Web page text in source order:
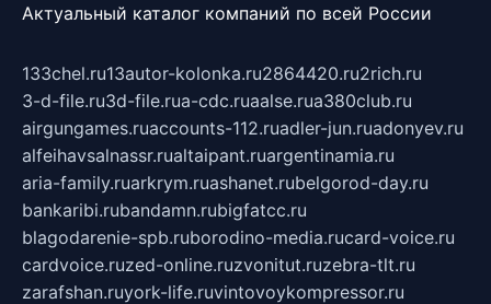
Актуальный каталог компаний по всей России
133chel.ru13autor-kolonka.ru2864420.ru2rich.ru
3-d-file.ru3d-file.rua-cdc.ruaalse.rua380club.ru
airgungames.ruaccounts-112.ruadler-jun.ruadonyev.ru
alfeihavsalnassr.rualtaipant.ruargentinamia.ru
aria-family.ruarkrym.ruashanet.rubelgorod-day.ru
bankaribi.rubandamn.rubigfatcc.ru
blagodarenie-spb.ruborodino-media.rucard-voice.ru
cardvoice.ruzed-online.ruzvonitut.ruzebra-tlt.ru
zarafshan.ruyork-life.ruvintovoykompressor.ru